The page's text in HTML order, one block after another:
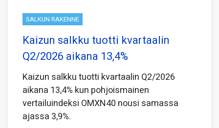
SALKUN RAKENNE
Kaizun salkku tuotti kvartaalin
Q2/2026 aikana 13,4%
Kaizun salkku tuotti kvartaalin Q2/2026
aikana 13,4% kun pohjoismainen
vertailuindeksi OMXN40 nousi samassa
ajassa 3,9%.